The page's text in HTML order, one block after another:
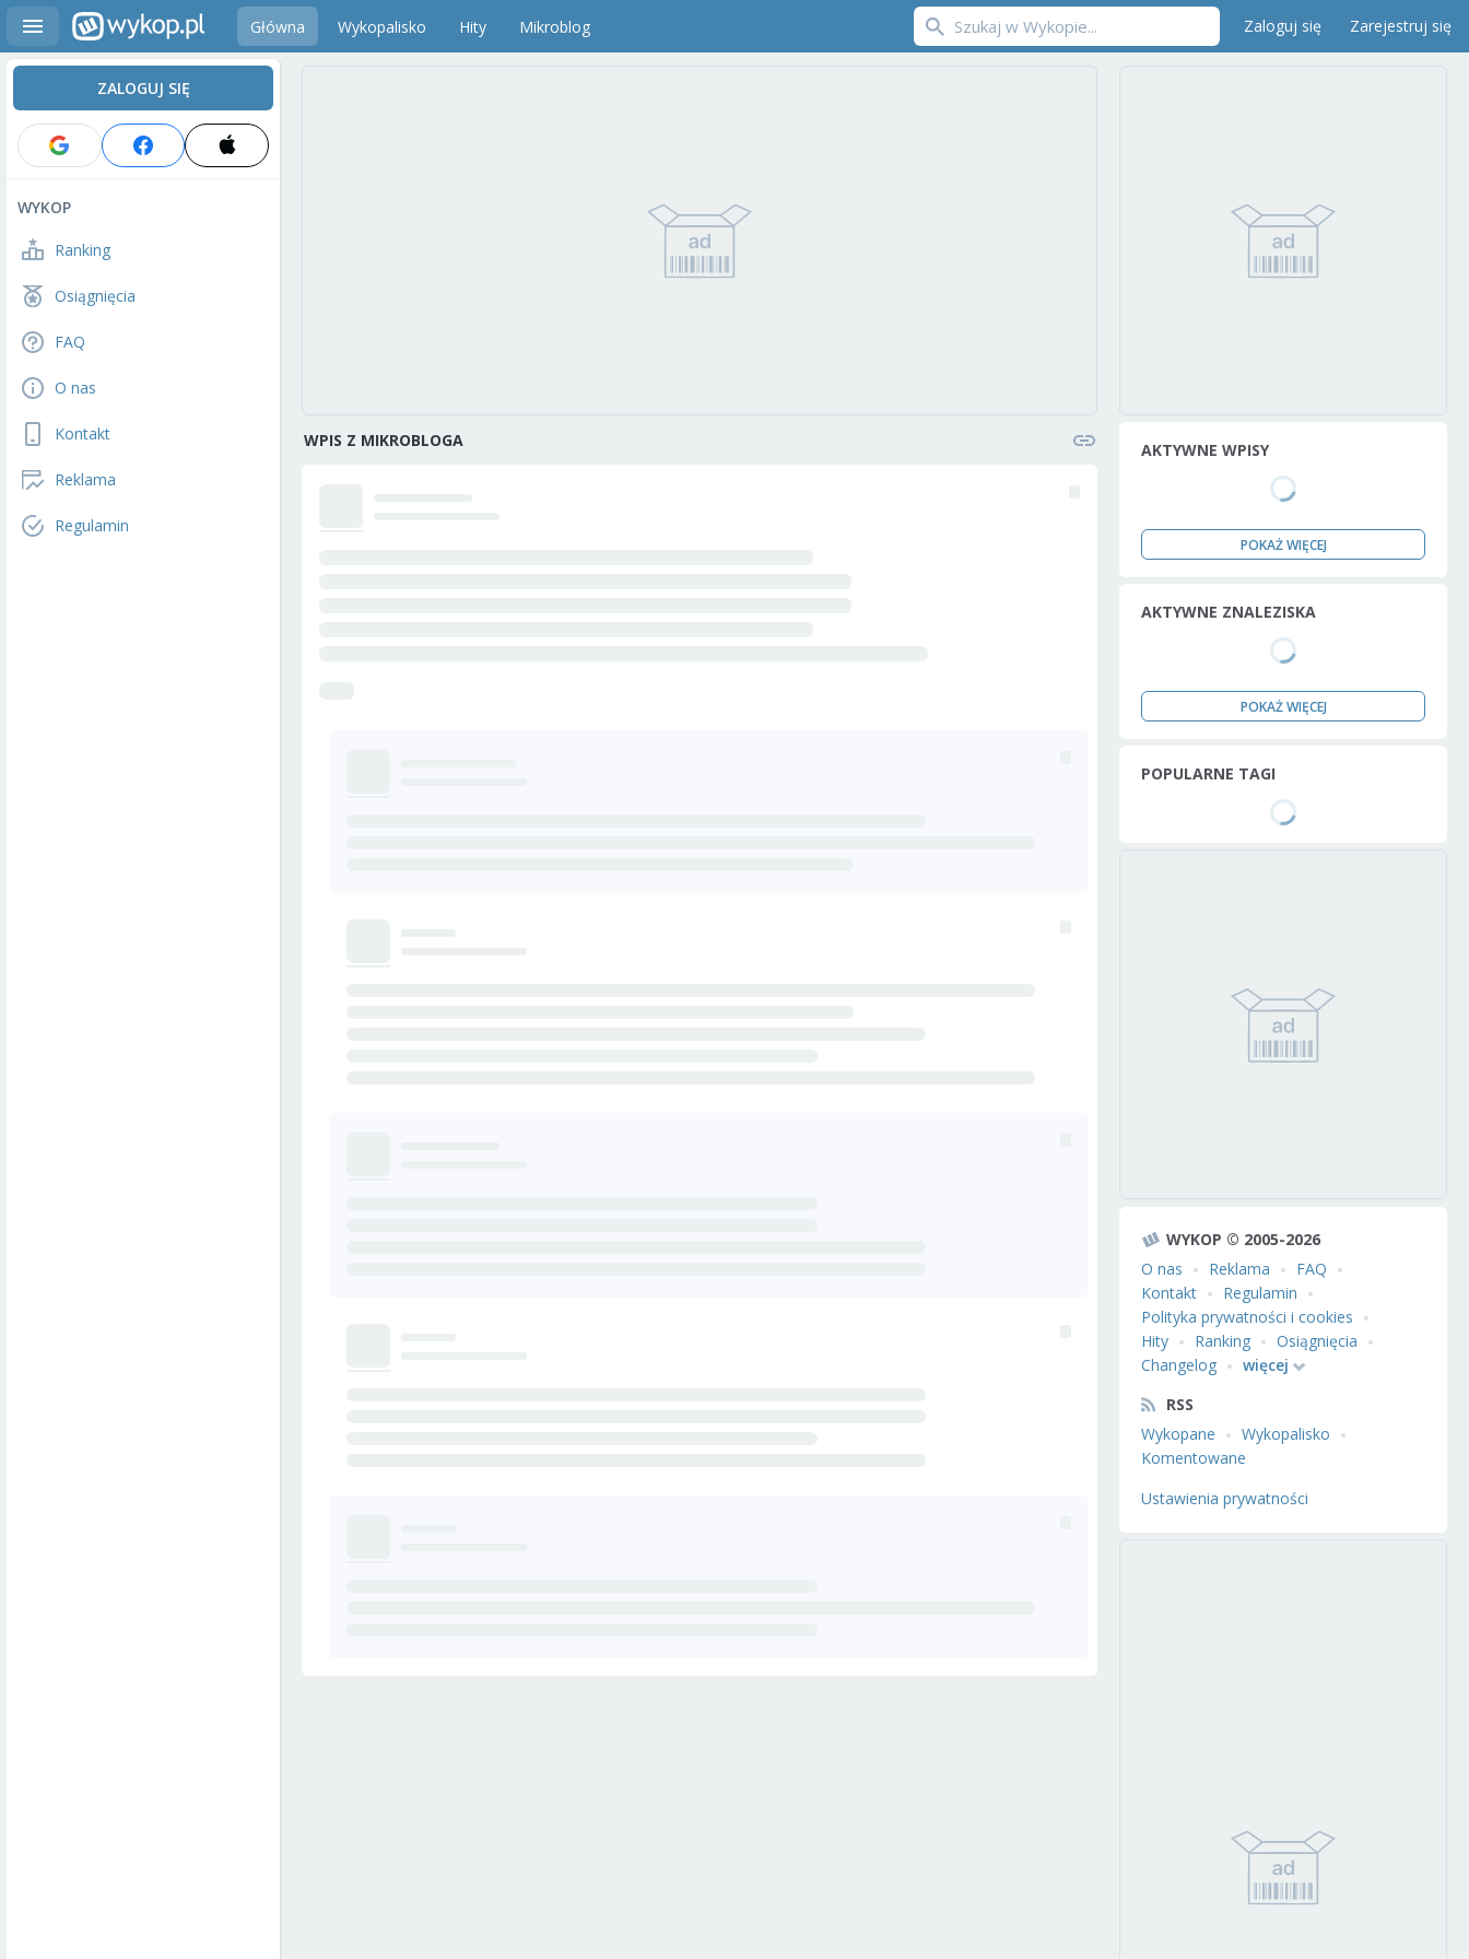
Główna Wykopalisko Hity Mikroblog Zaloguj się Zarejestruj się
ZALOGUJ SIĘ
WYKOP
Ranking
Osiągnięcia
FAQ
O nas
Kontakt
Reklama
Regulamin
WPIS Z MIKROBLOGA AKTYWNE WPISY
POKAŻ WIĘCEJ
AKTYWNE ZNALEZISKA
POKAŻ WIĘCEJ
POPULARNE TAGI
WYKOP © 2005-2026
O nas
Reklama
FAQ
Kontakt
Regulamin
Polityka prywatności i cookies
Hity
Ranking
Osiągnięcia
Changelog
więcej
RSS
Wykopane
Wykopalisko
Komentowane
Ustawienia prywatności